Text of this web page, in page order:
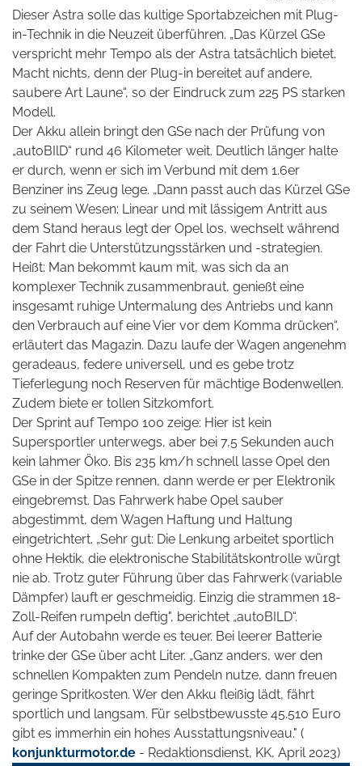
Dieser Astra solle das kultige Sportabzeichen mit Plug-
in-Technik in die Neuzeit überführen. „Das Kürzel GSe
verspricht mehr Tempo als der Astra tatsächlich bietet.
Macht nichts, denn der Plug-in bereitet auf andere,
saubere Art Laune“, so der Eindruck zum 225 PS starken
Modell.
Der Akku allein bringt den GSe nach der Prüfung von
„autoBIlD“ rund 46 Kilometer weit. Deutlich länger halte
er durch, wenn er sich im Verbund mit dem 1.6er
Benziner ins Zeug lege. „Dann passt auch das Kürzel GSe
zu seinem Wesen: Linear und mit lässigem Antritt aus
dem Stand heraus legt der Opel los, wechselt während
der Fahrt die Unterstützungsstärken und -strategien.
Heißt: Man bekommt kaum mit, was sich da an
komplexer Technik zusammenbraut, genießt eine
insgesamt ruhige Untermalung des Antriebs und kann
den Verbrauch auf eine Vier vor dem Komma drücken“,
erläutert das Magazin. Dazu laufe der Wagen angenehm
geradeaus, federe universell, und es gebe trotz
Tieferlegung noch Reserven für mächtige Bodenwellen.
Zudem biete er tollen Sitzkomfort.
Der Sprint auf Tempo 100 zeige: Hier ist kein
Supersportler unterwegs, aber bei 7,5 Sekunden auch
kein lahmer Öko. Bis 235 km/h schnell lasse Opel den
GSe in der Spitze rennen, dann werde er per Elektronik
eingebremst. Das Fahrwerk habe Opel sauber
abgestimmt, dem Wagen Haftung und Haltung
eingetrichtert. „Sehr gut: Die Lenkung arbeitet sportlich
ohne Hektik, die elektronische Stabilitätskontrolle würgt
nie ab. Trotz guter Führung über das Fahrwerk (variable
Dämpfer) lauft er geschmeidig. Einzig die strammen 18-
Zoll-Reifen rumpeln deftig", berichtet „autoBILD“.
Auf der Autobahn werde es teuer. Bei leerer Batterie
trinke der GSe über acht Liter. „Ganz anders, wer den
schnellen Kompakten zum Pendeln nutze, dann freuen
geringe Spritkosten. Wer den Akku fleißig lädt, fährt
sportlich und langsam. Für selbstbewusste 45.510 Euro
gibt es immerhin ein hohes Ausstattungsniveau." (
konjunkturmotor.de - Redaktionsdienst, KK, April 2023)